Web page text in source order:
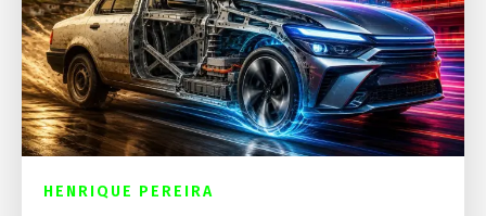
HENRIQUE PEREIRA